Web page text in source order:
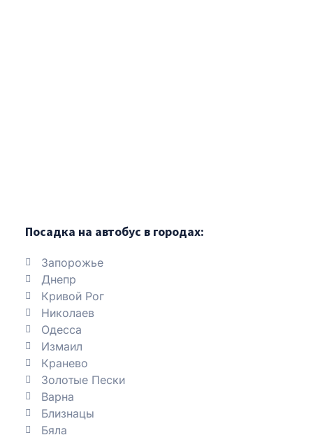
Посадка на автобус в городах:
Запорожье
Днепр
Кривой Рог
Николаев
Одесса
Измаил
Кранево
Золотые Пески
Варна
Близнацы
Бяла